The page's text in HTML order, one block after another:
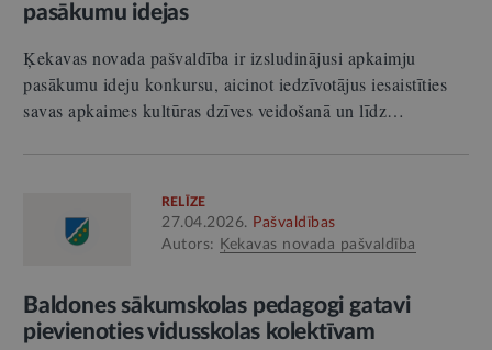
pasākumu idejas
Ķekavas novada pašvaldība ir izsludinājusi apkaimju
pasākumu ideju konkursu, aicinot iedzīvotājus iesaistīties
savas apkaimes kultūras dzīves veidošanā un līdz…
RELĪZE
27.04.2026. Pašvaldības
Autors:
Ķekavas novada pašvaldība
Baldones sākumskolas pedagogi gatavi
pievienoties vidusskolas kolektīvam